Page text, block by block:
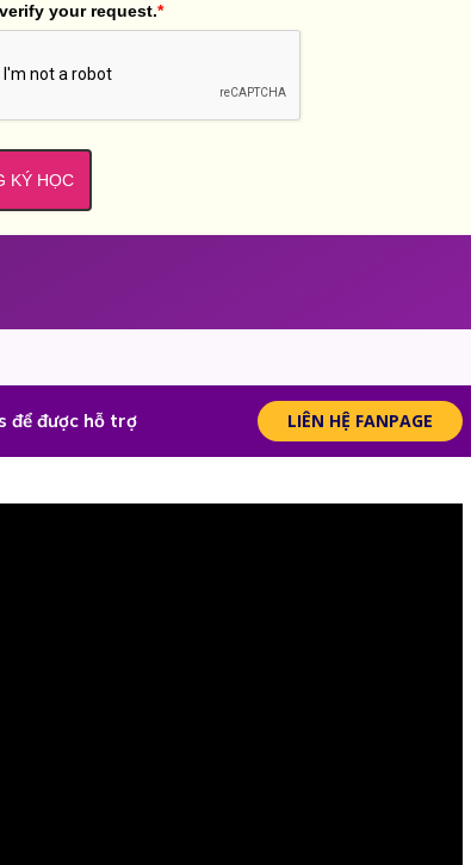
your request.*
KÝ HỌC
để được hỗ trợ LIÊN HỆ FANPAGE